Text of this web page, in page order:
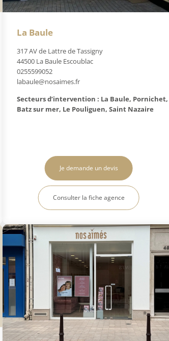
La Baule
317 AV de Lattre de Tassigny
44500 La Baule Escoublac
0255599052
labaule@nosaimes.fr
Secteurs d’intervention : La Baule, Pornichet,
Batz sur mer, Le Pouliguen, Saint Nazaire
Je demande un devis
Consulter la fiche agence